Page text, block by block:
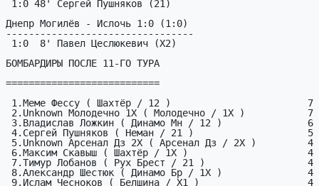
Днепр Могилёв - Ислочь 1:0 (1:0)
---------------------------------
БОМБАРДИРЫ ПОСЛЕ 11-ГО ТУРА
===========================